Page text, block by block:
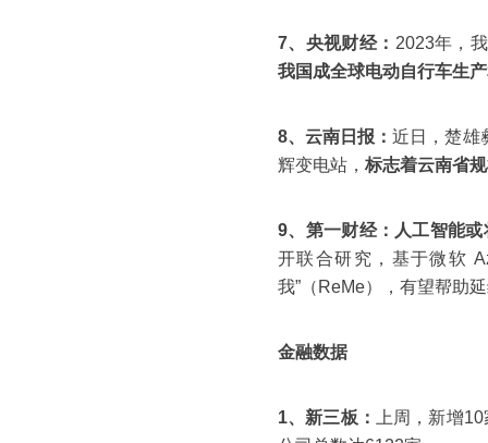
7、央视财经： 2023年，
我国成全球电动自行车生
8、云南日报：近日，楚雄
辉变电站， 标志着云南省
9、第一财经： 人工智能
开联合研究，基于微软
我”（ReMe），有望帮助
金融数据
1、新三板：
上周，新增